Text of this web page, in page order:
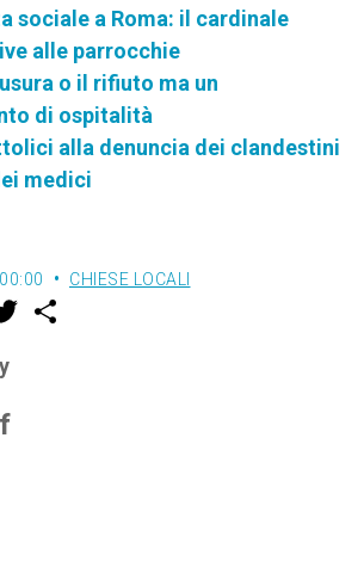
sociale a Roma: il cardinale
alle parrocchie
o il rifiuto ma un
di ospitalità
alla denuncia dei clandestini
medici
CHIESE LOCALI
w